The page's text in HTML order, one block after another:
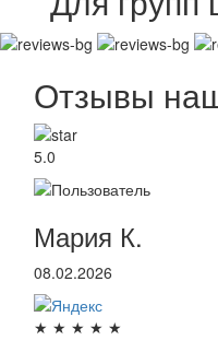
Отзывы
5.0
Мария К.
08.02.2026
★ ★ ★ ★ ★